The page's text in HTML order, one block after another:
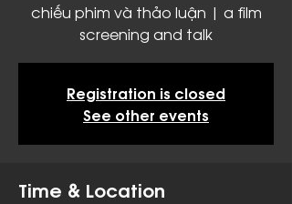
chiếu phim và thảo luận | a film
screening and talk
Registration is closed
See other events
Time & Location